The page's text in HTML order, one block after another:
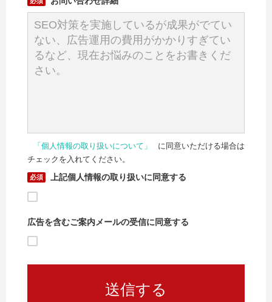
「個人情報の取り扱いについて」
に同意いただける場合は
チェックを入れてください。
上記個人情報の取り扱いに同意する
広告を含むご案内メールの受信に同意する
送信する